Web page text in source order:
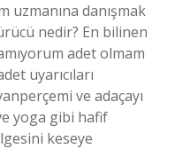
uzmanına danışmak
nedir? En bilinen
adet olmam
uyarıcıları
ve adaçayı
yoga gibi hafif
keseye